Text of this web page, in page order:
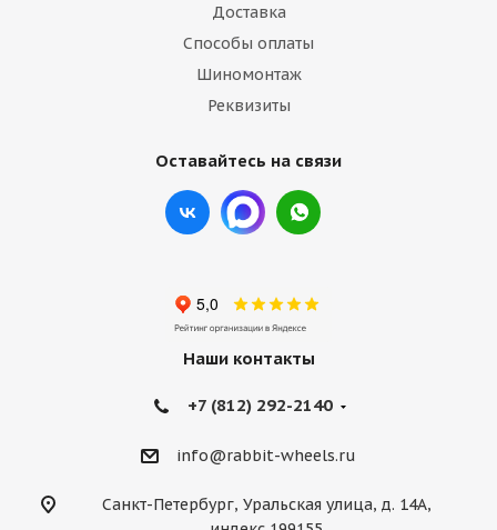
Доставка
Способы оплаты
Шиномонтаж
Реквизиты
Оставайтесь на связи
Наши контакты
+7 (812) 292-2140
info@rabbit-wheels.ru
Санкт-Петербург, Уральская улица, д. 14А,